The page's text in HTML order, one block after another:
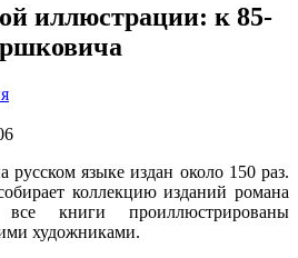
иллюстрации: к 85-
русском языке издан около 150 раз.
коллекцию изданий романа
книги проиллюстрированы
художниками.